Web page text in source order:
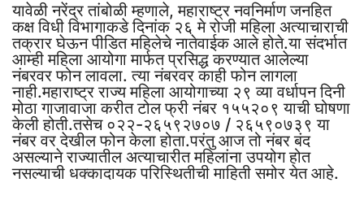
यावेळी नरेंद्र तांबोळी म्हणाले, महाराष्ट्र नवनिर्माण जनहित
कक्ष विधी विभागाकडे दिनांक २६ मे रोजी महिला अत्याचाराची
तक्रार घेऊन पीडित महिलेचे नातेवाईक आले होते.या संदर्भात
आम्ही महिला आयोगा मार्फत प्रसिद्ध करण्यात आलेल्या
नंबरवर फोन लावला. त्या नंबरवर काही फोन लागला
नाही.महाराष्ट्र राज्य महिला आयोगाच्या २९ व्या वर्धापन दिनी
मोठा गाजावाजा करीत टोल फ्री नंबर १५५२०९ याची घोषणा
केली होती.तसेच ०२२-२६५९२७०७ / २६५९०७३९ या
नंबर वर देखील फोन केला होता.परंतु आज तो नंबर बंद
असल्याने राज्यातील अत्याचारीत महिलांना उपयोग होत
नसल्याची धक्कादायक परिस्थितीची माहिती समोर येत आहे.